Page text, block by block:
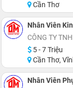
Cần Thơ
Nhân Viên
CÔNG TY
5 - 7 Triệu
Cần Thơ,
Nhân Viên